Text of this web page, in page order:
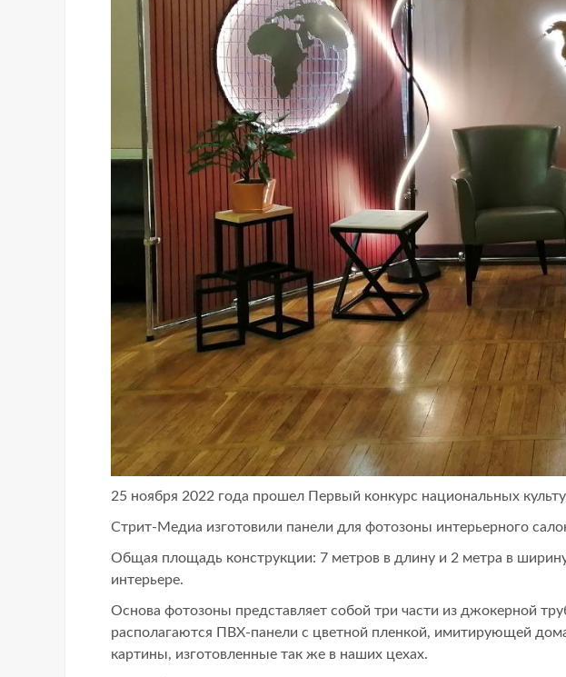
25 ноября 2022 года прошел Первый конкурс национальных
Стрит-Медиа изготовили панели для фотозоны интерьерного
Общая площадь конструкции: 7 метров в длину и 2 метра в
интерьере.
Основа фотозоны представляет собой три части из джокерной
располагаются ПВХ-панели с цветной пленкой, имитирующей
картины, изготовленные так же в наших цехах.